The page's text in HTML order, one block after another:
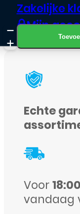
Zakelijke
Mijn
Achterkant
voor
Galaxy
(2018)
Blauw
Echte
Voor18:00
vandaag